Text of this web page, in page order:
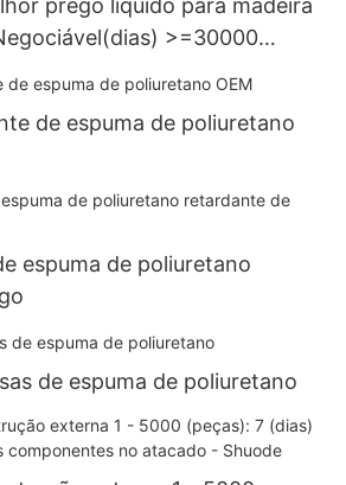
prego líquido para madeira
>=30000
de espuma de poliuretano
espuma de poliuretano
de espuma de poliuretano